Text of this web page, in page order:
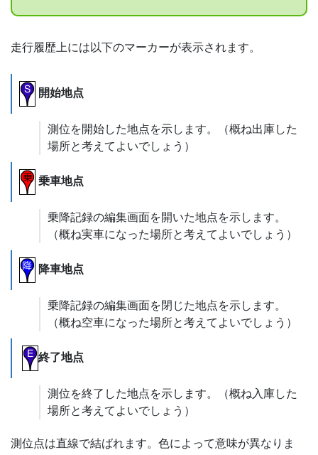
走行履歴上には以下のマーカーが表示されます。
開始地点
測位を開始した地点を示します。（概ね出庫した
場所と考えてよいでしょう）
乗車地点
乗降記録の編集画面を開いた地点を示します。
（概ね実車になった場所と考えてよいでしょう）
降車地点
乗降記録の編集画面を閉じた地点を示します。
（概ね空車になった場所と考えてよいでしょう）
終了地点
測位を終了した地点を示します。（概ね入庫した
場所と考えてよいでしょう）
測位点は直線で結ばれます。色によって意味が異なりま